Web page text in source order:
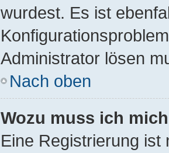
wurdest. Es ist
Administrator lösen
Nach oben
Wozu muss ich
Eine Registrierung ist